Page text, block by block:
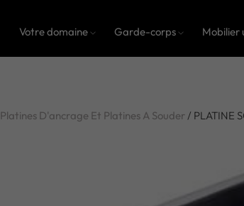
Votre domaine Garde-corps Mobilier
Platines D'ancrage Et Platines A Souder/ PLATINE